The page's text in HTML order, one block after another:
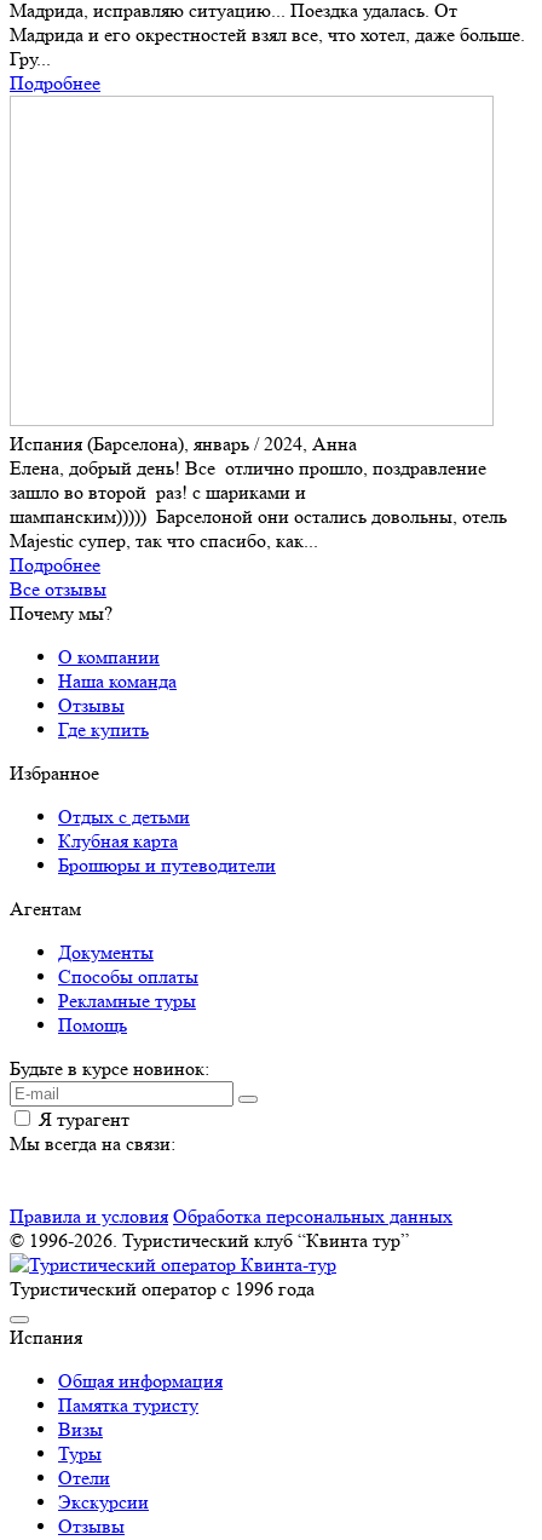
Мадрида, исправляю ситуацию... Поездка удалась. От
Мадрида и его окрестностей взял все, что хотел, даже больше.
Гру...
Подробнее
Испания (Барселона), январь / 2024, Анна
Елена, добрый день! Все отлично прошло, поздравление
зашло во второй раз! с шариками и
шампанским))))) Барселоной они остались довольны, отель
Majestic супер, так что спасибо, как...
Подробнее
Все отзывы
Почему мы?
О компании
Наша команда
Отзывы
Где купить
Избранное
Отдых с детьми
Клубная карта
Брошюры и путеводители
Агентам
Документы
Способы оплаты
Рекламные туры
Помощь
Будьте в курсе новинок:
Я турагент
Мы всегда на связи:
Правила и условия Обработка персональных данных
© 1996-2026. Туристический клуб “Квинта тур”
Туристический оператор с 1996 года
Испания
Общая информация
Памятка туристу
Визы
Туры
Отели
Экскурсии
Отзывы